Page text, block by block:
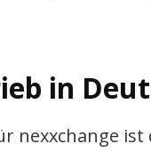
in
nexxchange